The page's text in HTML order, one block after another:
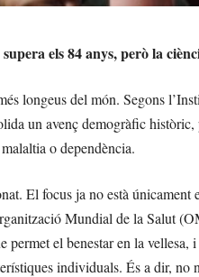
els 84 anys, però la
longeus del món. Segons
un avenç demogràfic
o dependència.
El focus ja no està
Mundial de la Salut
el benestar en la
individuals. És a dir,